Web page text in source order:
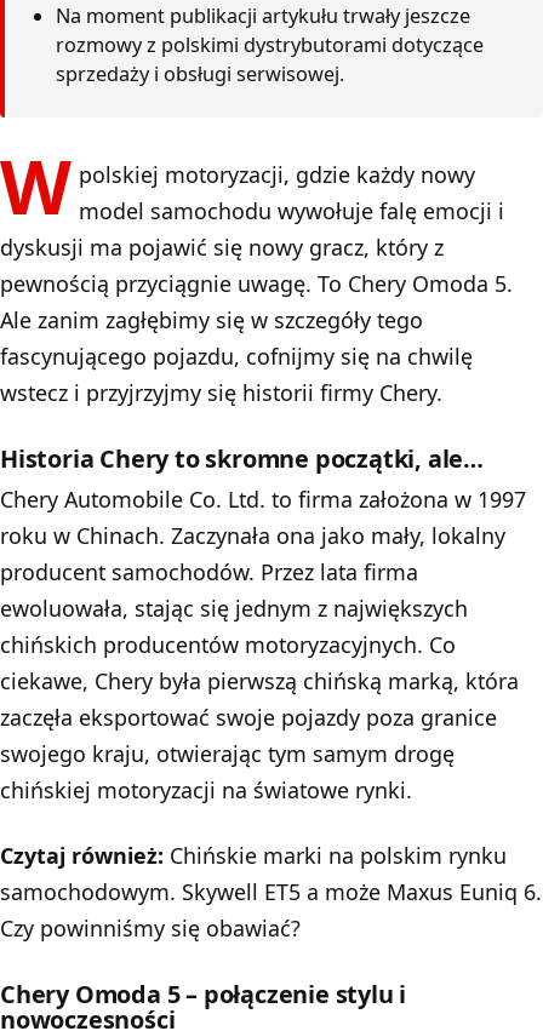
Na moment publikacji artykułu trwały jeszcze
rozmowy z polskimi dystrybutorami dotyczące
sprzedaży i obsługi serwisowej.
W polskiej motoryzacji, gdzie każdy nowy
model samochodu wywołuje falę emocji i
dyskusji ma pojawić się nowy gracz, który z
pewnością przyciągnie uwagę. To Chery Omoda 5.
Ale zanim zagłębimy się w szczegóły tego
fascynującego pojazdu, cofnijmy się na chwilę
wstecz i przyjrzyjmy się historii firmy Chery.
Historia Chery to skromne początki, ale…
Chery Automobile Co. Ltd. to firma założona w 1997
roku w Chinach. Zaczynała ona jako mały, lokalny
producent samochodów. Przez lata firma
ewoluowała, stając się jednym z największych
chińskich producentów motoryzacyjnych. Co
ciekawe, Chery była pierwszą chińską marką, która
zaczęła eksportować swoje pojazdy poza granice
swojego kraju, otwierając tym samym drogę
chińskiej motoryzacji na światowe rynki.
Czytaj również: Chińskie marki na polskim rynku
samochodowym. Skywell ET5 a może Maxus Euniq 6.
Czy powinniśmy się obawiać?
Chery Omoda 5 – połączenie stylu i
nowoczesności